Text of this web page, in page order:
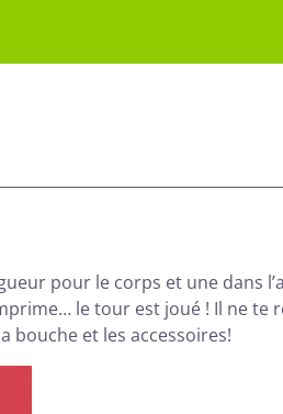
pour le corps et une dans
le tour est joué ! Il ne te
bouche et les accessoires!